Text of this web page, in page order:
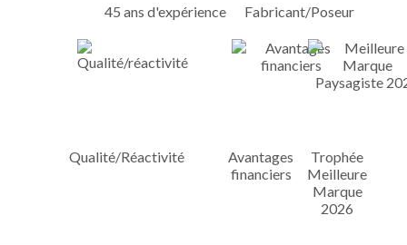
45 ans d'expérience Fabricant/Poseur
Qualité/Réactivité
Avantages
financiers
Trophée
Meilleure
Marque
2026